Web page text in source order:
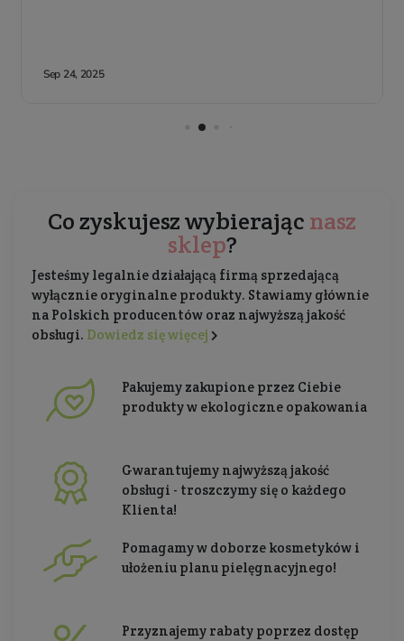
Co zyskujesz wybierając nasz
sklep?
Jesteśmy legalnie działającą firmą sprzedającą
wyłącznie oryginalne produkty. Stawiamy głównie
na Polskich producentów oraz najwyższą jakość
obsługi. Dowiedz się więcej
Pakujemy zakupione przez Ciebie
produkty w ekologiczne opakowania
Gwarantujemy najwyższą jakość
obsługi - troszczymy się o każdego
Klienta!
Pomagamy w doborze kosmetyków i
ułożeniu planu pielęgnacyjnego!
Przyznajemy rabaty poprzez dostęp